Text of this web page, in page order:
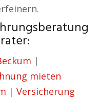
|
mieten
| Versicherung